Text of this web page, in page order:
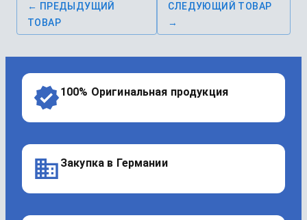
← ПРЕДЫДУЩИЙ
ТОВАР
СЛЕДУЮЩИЙ ТОВАР
→
100% Оригинальная продукция
Закупка в Германии